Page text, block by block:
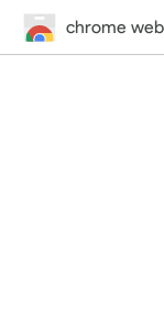
chrome